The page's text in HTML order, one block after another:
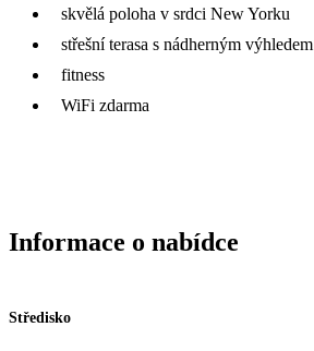
skvělá poloha v srdci New Yorku
střešní terasa s nádherným výhledem
fitness
WiFi zdarma
Informace o nabídce
Středisko